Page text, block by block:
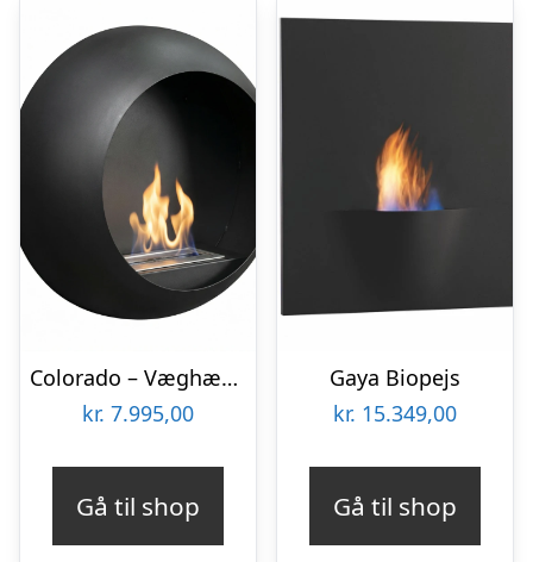
Colorado – Væghængt biopejs
kr. 7.995,00
Gå til shop
Gaya Biopejs
kr. 15.349,00
Gå til shop